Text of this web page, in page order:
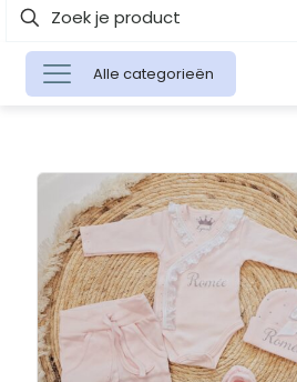
Alle categorieën